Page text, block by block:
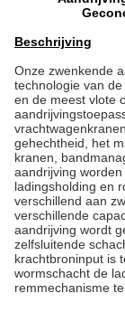
Beschrijving
Onze zwenkende
technologie van
en de meest vlote
gehechtheid, het
kranen,
aandrijving
ladingsholding en
verschillend aan
verschillende
aandrijving wordt
zelfsluitende
krachtbroninput is
wormschacht de
remmechanisme te